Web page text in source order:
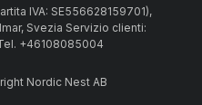
IVA: SE556628159701),
Svezia Servizio clienti:
+46108085004
Nordic Nest AB